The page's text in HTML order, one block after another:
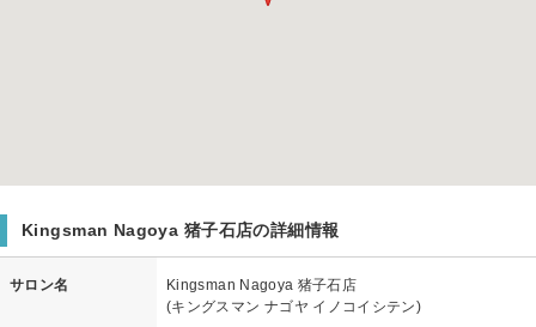
Kingsman Nagoya 猪子石店の詳細情報
サロン名
Kingsman Nagoya 猪子石店
(キングスマン ナゴヤ イノコイシテン)